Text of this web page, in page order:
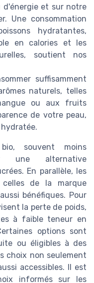
d'énergie et sur notre
Une consommation
hydratantes,
en calories et les
soutient nos
suffisamment
naturels, telles
ou aux fruits
de votre peau,
souvent moins
une alternative
En parallèle, les
celles de la marque
bénéfiques. Pour
la perte de poids,
à faible teneur en
options sont
ou éligibles à des
choix non seulement
accessibles. Il est
informés sur les